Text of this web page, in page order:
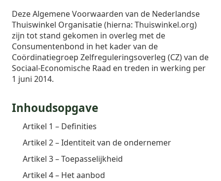
Deze Algemene Voorwaarden van de Nederlandse
Thuiswinkel Organisatie (hierna: Thuiswinkel.org)
zijn tot stand gekomen in overleg met de
Consumentenbond in het kader van de
Coördinatiegroep Zelfreguleringsoverleg (CZ) van de
Sociaal-Economische Raad en treden in werking per
1 juni 2014.
Inhoudsopgave
Artikel 1 – Definities
Artikel 2 – Identiteit van de ondernemer
Artikel 3 – Toepasselijkheid
Artikel 4 – Het aanbod